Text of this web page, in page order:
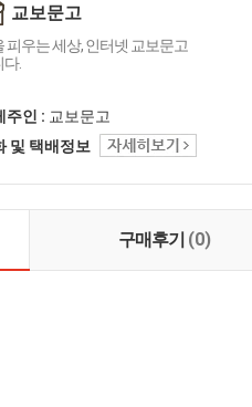
교보문고
피우는 세상, 인터넷 교보문고
다.
주인 : 교보문고
및 택배정보
구매후기 (0)